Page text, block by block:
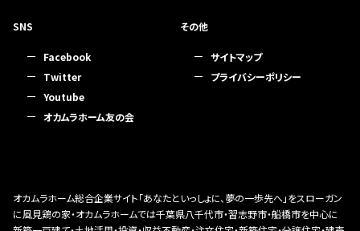
SNS
Facebook
Twitter
Youtube
オカムラホーム友の会
その他
サイトマップ
プライバシーポリシー
オカムラホーム総合企業サイト「あなたといっしょに、夢の一歩先へ」をスローガン
に風見鶏の家・オカムラホームでは千葉県八千代市・習志野市・船橋市を中心に